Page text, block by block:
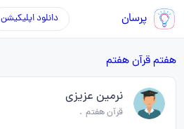
پرسان دانلود اپلیکیشن
هفتمقرآن هفتم
نرمین عزیزی
قرآن هفتم .